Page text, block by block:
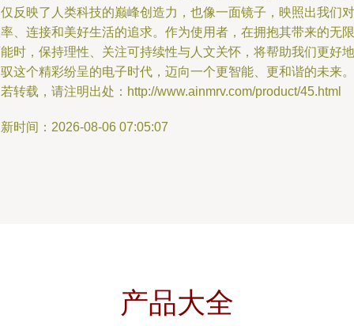
反映了人类科技的巅峰创造力，也像一面镜子，映照出我们对
、连接和美好生活的追求。作为使用者，在拥抱其带来的无限
时，保持理性、关注可持续性与人文关怀，将帮助我们更好地
这个精彩纷呈的电子时代，迈向一个更智能、更和谐的未来。
转载，请注明出处：http://www.ainmrv.com/product/45.html
时间：2026-08-06 07:05:07
产品大全